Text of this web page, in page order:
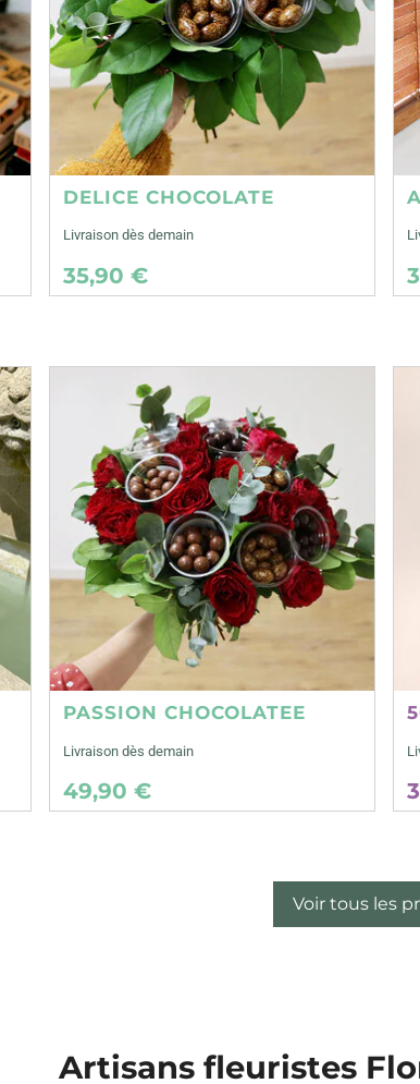
DELICE CHOCOLATE
Livraison dès demain
35,90 €
PASSION CHOCOLATEE
Livraison dès demain
49,90 €
Voir tous les
Artisans fleuristes